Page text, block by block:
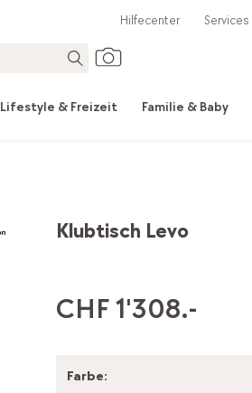
Lifestyle & Freizeit Familie & Baby
Hilfecenter Services
Klubtisch Levo
CHF 1'308.-
Farbe: